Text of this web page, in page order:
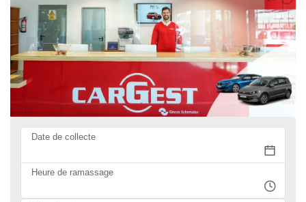
Date de collecte
Heure de ramassage